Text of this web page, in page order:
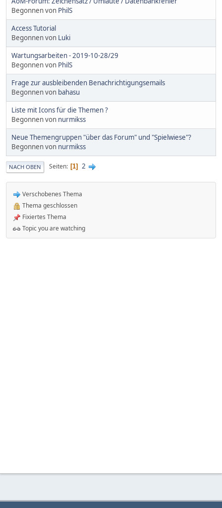
Begonnen von PhilS
Access Tutorial
Begonnen von Luki
Wartungsarbeiten - 2019-10-28/29
Begonnen von PhilS
Frage zur ausbleibenden Benachrichtigungsemails
Begonnen von bahasu
Liste mit Icons für die Themen ?
Begonnen von nurmikss
Neue Themengruppen "über das Forum" und "Spielwiese"?
Begonnen von nurmikss
NACH OBEN Seiten 1 2
Verschobenes Thema
Thema geschlossen
Fixiertes Thema
Topic you are watching